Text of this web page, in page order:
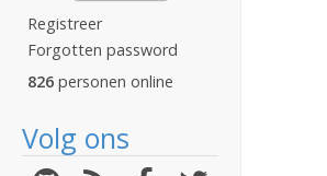
Registreer
Forgotten password
826 personen online
Volg ons